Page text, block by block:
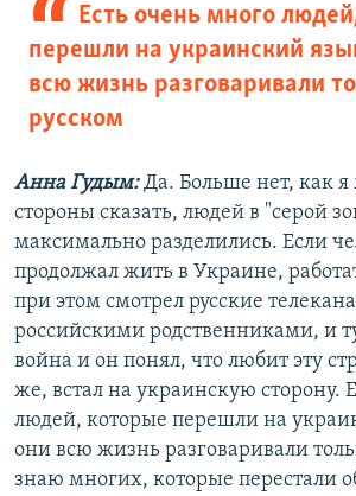
Есть очень много
перешли на украинский
всю жизнь разговаривали
русском
Анна Гудым:Да. Больше нет, как я
стороны сказать, людей в "серой
максимально разделились. Если
продолжал жить в Украине,
при этом смотрел русские
российскими родственниками, и
война и он понял, что любит эту
же, встал на украинскую сторону.
людей, которые перешли на
они всю жизнь разговаривали
знаю многих, которые перестали